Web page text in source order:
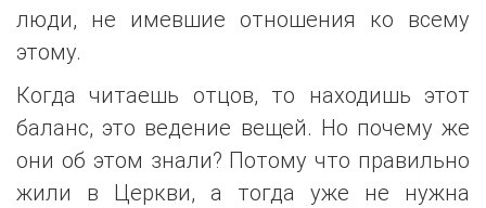
люди, не имевшие отношения ко всему
этому.
Когда читаешь отцов, то находишь этот
баланс, это ведение вещей. Но почему же
они об этом знали? Потому что правильно
жили в Церкви, а тогда уже не нужна